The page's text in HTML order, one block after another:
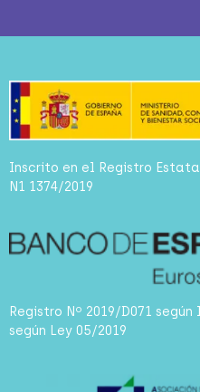
Inscrito en el Registro
N1 1374/2019
Registro Nº 2019/D071
según Ley 05/2019